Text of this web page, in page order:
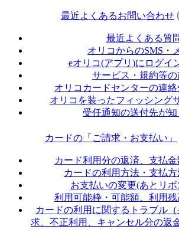
最近よくあるお問い合わせ
最近よくある質
オリコからのSMS・
eオリコ(アプリ)にログイ
サービス・規約等の
オリコカードセンターの連
オリコを装ったフィッシング
受任通知の送付先が
カードの「ご請求・お支払い」
カード利用分の返済、支払
カードの利用方法・支払
お支払いの変更(あとリボ
利用可能枠・可能額、利用
カードの利用に関するトラブル
求、不正利用、キャンセル分の返